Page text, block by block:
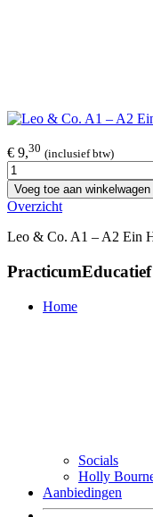
€ 9,30 (inclusief btw)
Voeg toe aan winkelwagen
Overzicht
Leo & Co. A1 – A2 Ein
PracticumEducatief
Home
Socials
Holly
Aanbiedingen